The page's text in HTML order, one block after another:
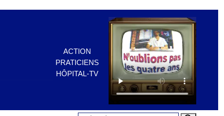
ACTION
PRATICIENS
HÔPITAL-TV